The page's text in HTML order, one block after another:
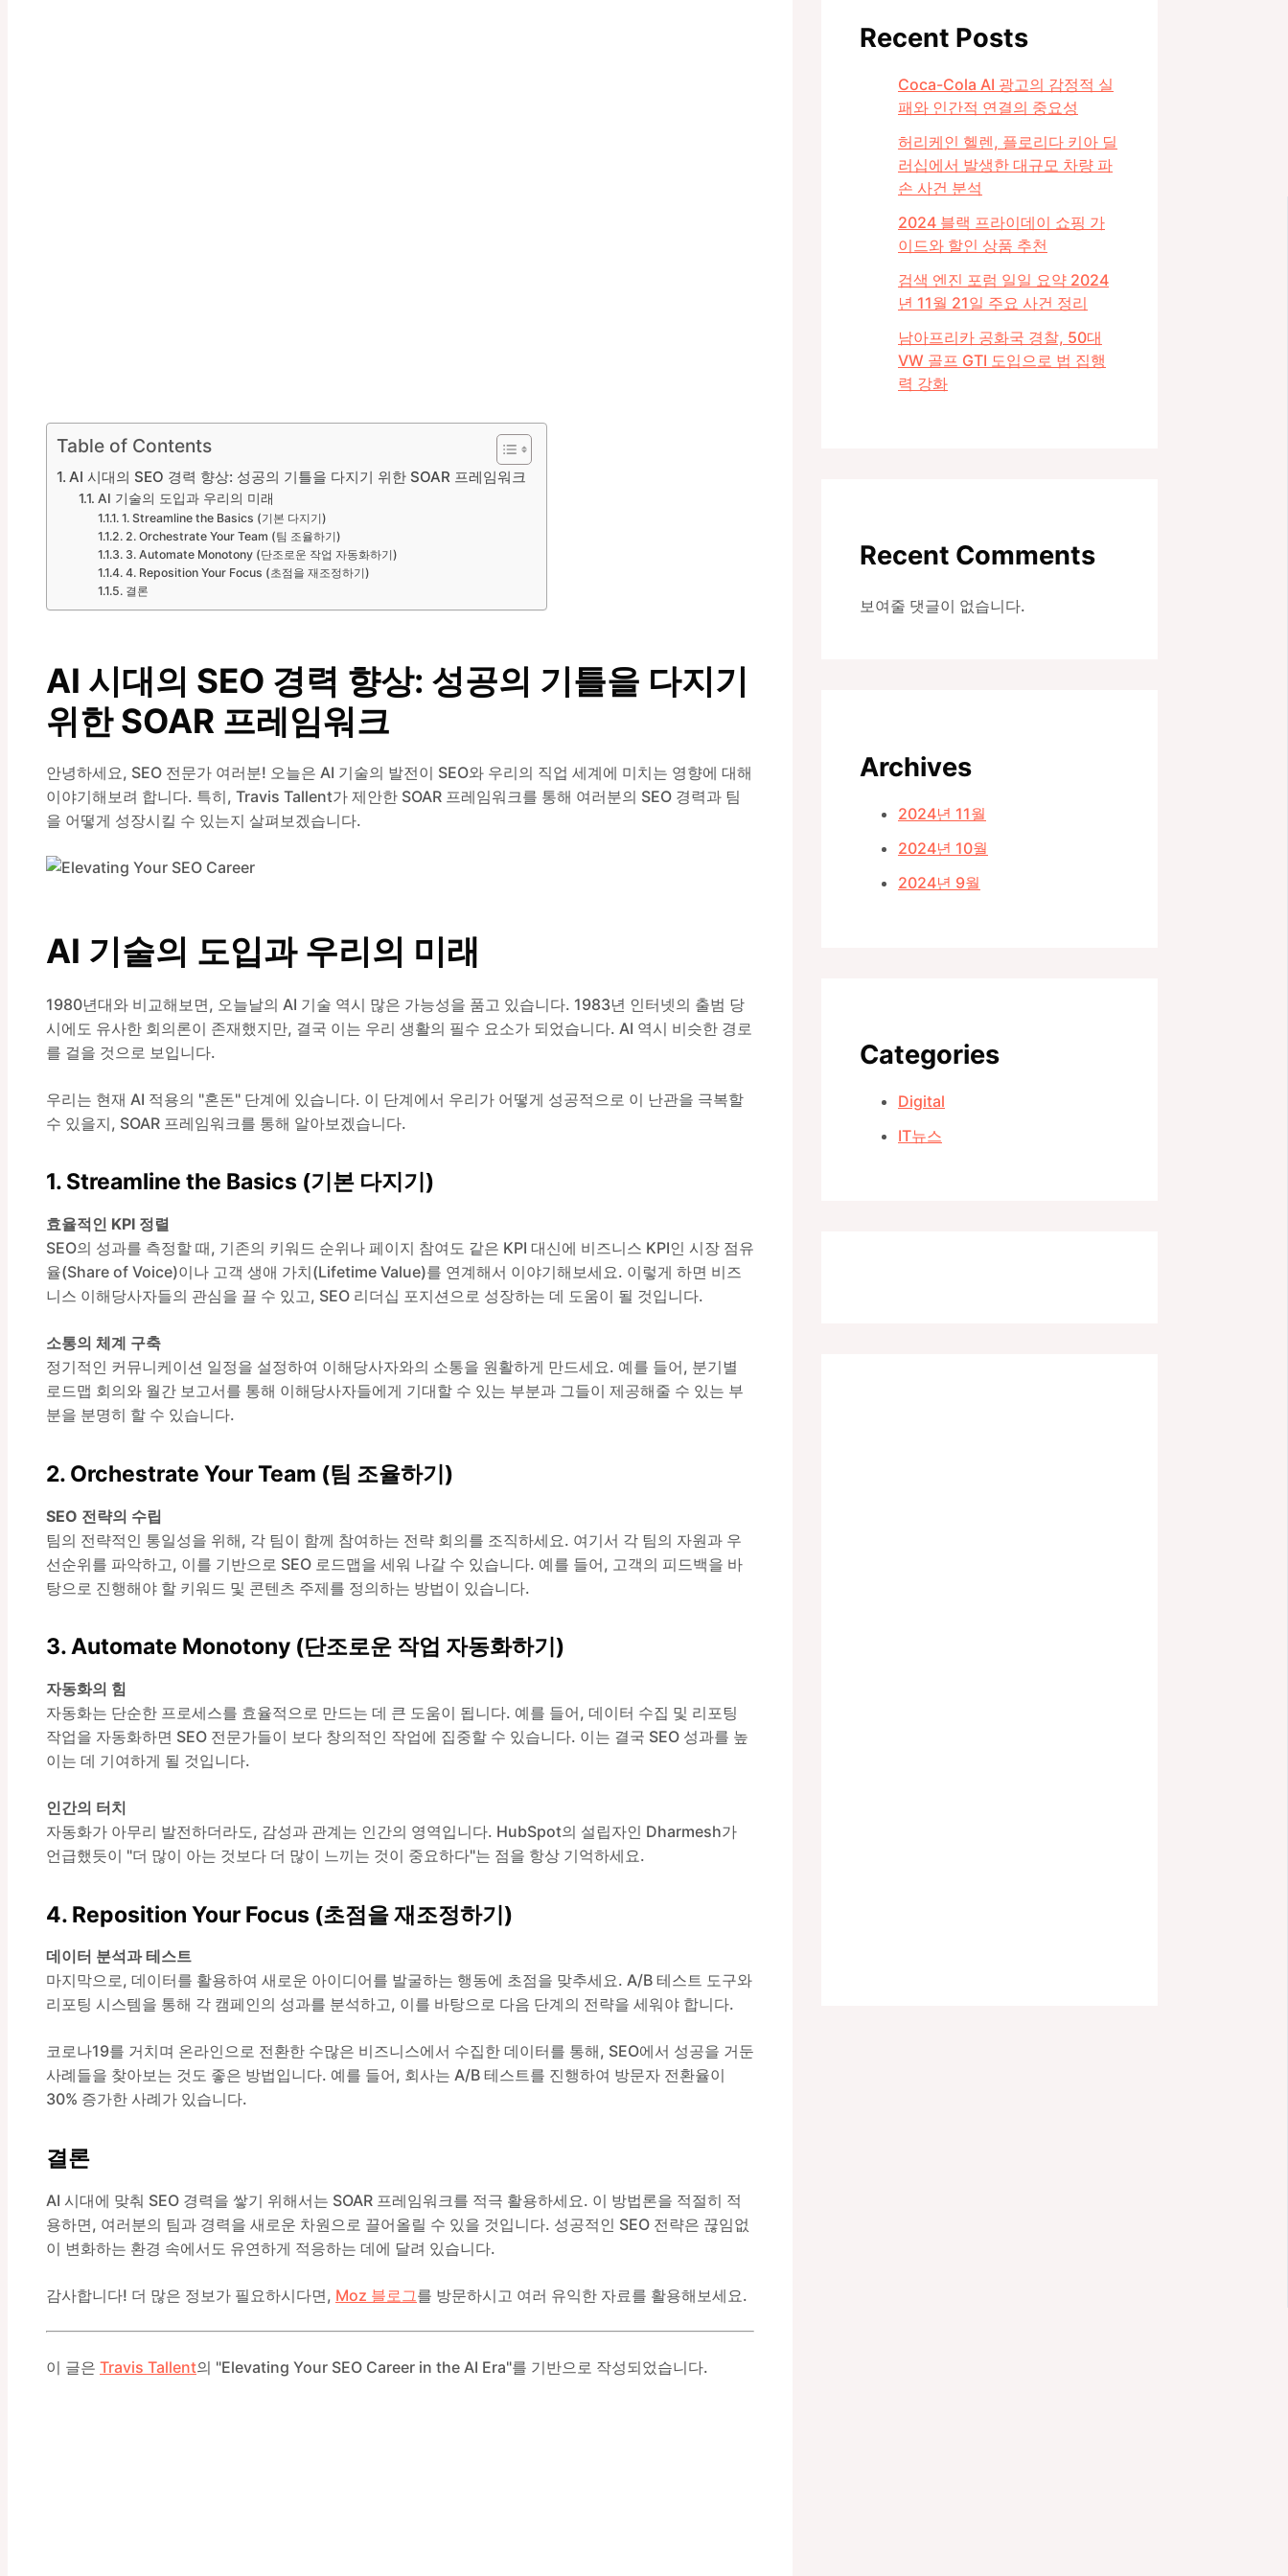
Table of Contents
AI 시대의 SEO 경력 향상: 성공의 기틀을 다지기 위한 SOAR 프레임워크
AI 기술의 도입과 우리의 미래
1. Streamline the Basics (기본 다지기)
2. Orchestrate Your Team (팀 조율하기)
3. Automate Monotony (단조로운 작업 자동화하기)
4. Reposition Your Focus (초점을 재조정하기)
결론
AI 시대의 SEO 경력 향상: 성공의 기틀을 다지기
위한 SOAR 프레임워크
안녕하세요, SEO 전문가 여러분! 오늘은 AI 기술의 발전이 SEO와 우리의 직업 세계에 미치는 영향에 대해
이야기해보려 합니다. 특히, Travis Tallent가 제안한 SOAR 프레임워크를 통해 여러분의 SEO 경력과 팀
을 어떻게 성장시킬 수 있는지 살펴보겠습니다.
AI 기술의 도입과 우리의 미래
1980년대와 비교해보면, 오늘날의 AI 기술 역시 많은 가능성을 품고 있습니다. 1983년 인터넷의 출범 당
시에도 유사한 회의론이 존재했지만, 결국 이는 우리 생활의 필수 요소가 되었습니다. AI 역시 비슷한 경로
를 걸을 것으로 보입니다.
우리는 현재 AI 적용의 "혼돈" 단계에 있습니다. 이 단계에서 우리가 어떻게 성공적으로 이 난관을 극복할
수 있을지, SOAR 프레임워크를 통해 알아보겠습니다.
1. Streamline the Basics (기본 다지기)
효율적인 KPI 정렬
SEO의 성과를 측정할 때, 기존의 키워드 순위나 페이지 참여도 같은 KPI 대신에 비즈니스 KPI인 시장 점유
율(Share of Voice)이나 고객 생애 가치(Lifetime Value)를 연계해서 이야기해보세요. 이렇게 하면 비즈
니스 이해당사자들의 관심을 끌 수 있고, SEO 리더십 포지션으로 성장하는 데 도움이 될 것입니다.
소통의 체계 구축
정기적인 커뮤니케이션 일정을 설정하여 이해당사자와의 소통을 원활하게 만드세요. 예를 들어, 분기별
로드맵 회의와 월간 보고서를 통해 이해당사자들에게 기대할 수 있는 부분과 그들이 제공해줄 수 있는 부
분을 분명히 할 수 있습니다.
2. Orchestrate Your Team (팀 조율하기)
SEO 전략의 수립
팀의 전략적인 통일성을 위해, 각 팀이 함께 참여하는 전략 회의를 조직하세요. 여기서 각 팀의 자원과 우
선순위를 파악하고, 이를 기반으로 SEO 로드맵을 세워 나갈 수 있습니다. 예를 들어, 고객의 피드백을 바
탕으로 진행해야 할 키워드 및 콘텐츠 주제를 정의하는 방법이 있습니다.
3. Automate Monotony (단조로운 작업 자동화하기)
자동화의 힘
자동화는 단순한 프로세스를 효율적으로 만드는 데 큰 도움이 됩니다. 예를 들어, 데이터 수집 및 리포팅
작업을 자동화하면 SEO 전문가들이 보다 창의적인 작업에 집중할 수 있습니다. 이는 결국 SEO 성과를 높
이는 데 기여하게 될 것입니다.
인간의 터치
자동화가 아무리 발전하더라도, 감성과 관계는 인간의 영역입니다. HubSpot의 설립자인 Dharmesh가
언급했듯이 "더 많이 아는 것보다 더 많이 느끼는 것이 중요하다"는 점을 항상 기억하세요.
4. Reposition Your Focus (초점을 재조정하기)
데이터 분석과 테스트
마지막으로, 데이터를 활용하여 새로운 아이디어를 발굴하는 행동에 초점을 맞추세요. A/B 테스트 도구와
리포팅 시스템을 통해 각 캠페인의 성과를 분석하고, 이를 바탕으로 다음 단계의 전략을 세워야 합니다.
코로나19를 거치며 온라인으로 전환한 수많은 비즈니스에서 수집한 데이터를 통해, SEO에서 성공을 거둔
사례들을 찾아보는 것도 좋은 방법입니다. 예를 들어, 회사는 A/B 테스트를 진행하여 방문자 전환율이
30% 증가한 사례가 있습니다.
결론
AI 시대에 맞춰 SEO 경력을 쌓기 위해서는 SOAR 프레임워크를 적극 활용하세요. 이 방법론을 적절히 적
용하면, 여러분의 팀과 경력을 새로운 차원으로 끌어올릴 수 있을 것입니다. 성공적인 SEO 전략은 끊임없
이 변화하는 환경 속에서도 유연하게 적응하는 데에 달려 있습니다.
감사합니다! 더 많은 정보가 필요하시다면, Moz 블로그를 방문하시고 여러 유익한 자료를 활용해보세요.
이 글은 Travis Tallent의 "Elevating Your SEO Career in the AI Era"를 기반으로 작성되었습니다.
Recent Posts
Coca-Cola AI 광고의 감정적 실
패와 인간적 연결의 중요성
허리케인 헬렌, 플로리다 키아 딜
러십에서 발생한 대규모 차량 파
손 사건 분석
2024 블랙 프라이데이 쇼핑 가
이드와 할인 상품 추천
검색 엔진 포럼 일일 요약 2024
년 11월 21일 주요 사건 정리
남아프리카 공화국 경찰, 50대
VW 골프 GTI 도입으로 법 집행
력 강화
Recent Comments
보여줄 댓글이 없습니다.
Archives
2024년 11월
2024년 10월
2024년 9월
Categories
Digital
IT뉴스